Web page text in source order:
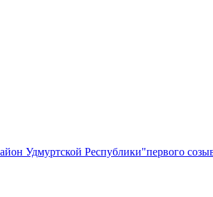
Удмуртской Республики"первого